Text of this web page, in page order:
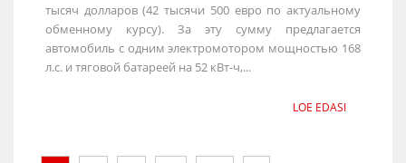
тысяч долларов (42 тысячи 500 евро по актуальному
обменному курсу). За эту сумму предлагается
автомобиль с одним электромотором мощностью 168
л.с. и тяговой батареей на 52 кВт-ч,...
LOE EDASI